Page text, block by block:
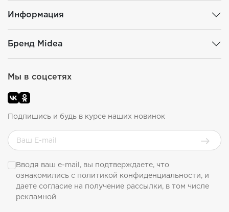
Информация
Бренд Midea
Мы в соцсетях
Подпишись и будь в курсе наших новинок
Вводя ваш e-mail, вы подтверждаете, что
ознакомились с политикой конфиденциальности, и
даете согласие на получение рассылки, в том числе
рекламной